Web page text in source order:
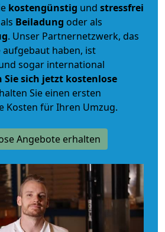
kostengünstig und stressfrei
Beiladung oder als
. Unser Partnernetzwerk, das
aufgebaut haben, ist
sogar international
Sie sich jetzt kostenlose
Sie einen ersten
Kosten für Ihren Umzug.
Angebote erhalten